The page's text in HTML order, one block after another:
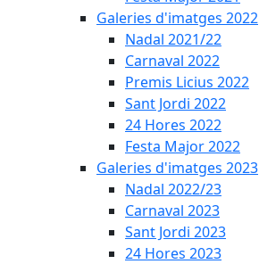
Galeries d'imatges 2022
Nadal 2021/22
Carnaval 2022
Premis Licius 2022
Sant Jordi 2022
24 Hores 2022
Festa Major 2022
Galeries d'imatges 2023
Nadal 2022/23
Carnaval 2023
Sant Jordi 2023
24 Hores 2023